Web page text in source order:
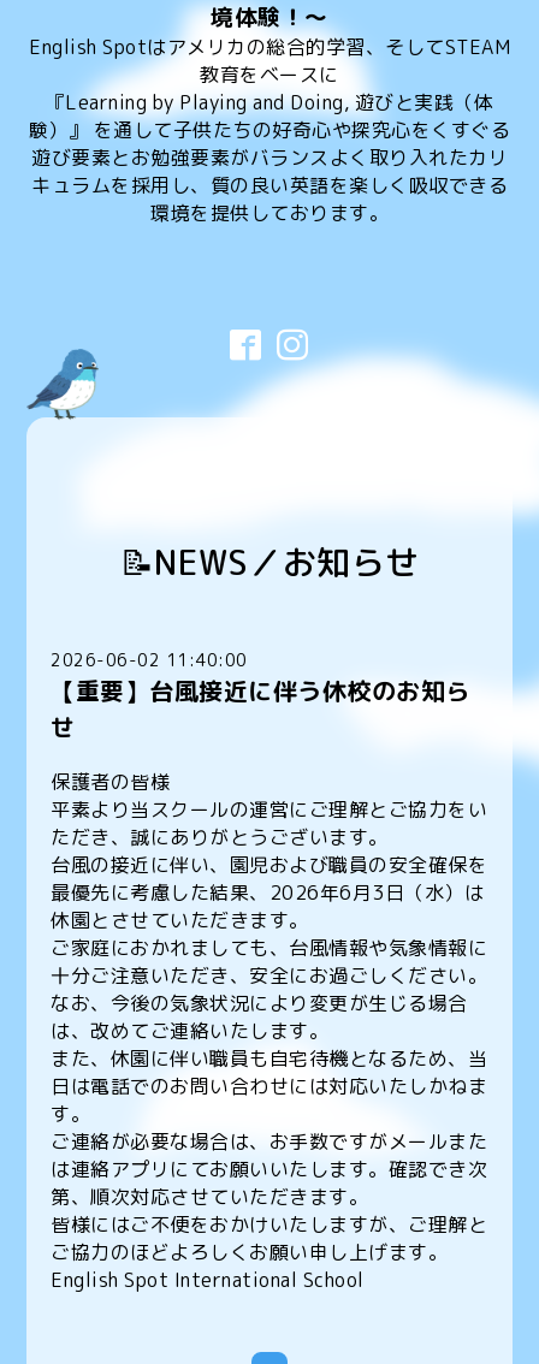
境体験！～
English Spotはアメリカの総合的学習、そしてSTEAM
教育をベースに
『Learning by Playing and Doing, 遊びと実践（体
験）』 を通して子供たちの好奇心や探究心をくすぐる
遊び要素とお勉強要素がバランスよく取り入れたカリ
キュラムを採用し、質の良い英語を楽しく吸収できる
環境を提供しております。
📝NEWS／お知らせ
2026-06-02 11:40:00
【重要】台風接近に伴う休校のお知ら
せ
保護者の皆様
平素より当スクールの運営にご理解とご協力をい
ただき、誠にありがとうございます。
台風の接近に伴い、園児および職員の安全確保を
最優先に考慮した結果、2026年6月3日（水）は
休園とさせていただきます。
ご家庭におかれましても、台風情報や気象情報に
十分ご注意いただき、安全にお過ごしください。
なお、今後の気象状況により変更が生じる場合
は、改めてご連絡いたします。
また、休園に伴い職員も自宅待機となるため、当
日は電話でのお問い合わせには対応いたしかねま
す。
ご連絡が必要な場合は、お手数ですがメールまた
は連絡アプリにてお願いいたします。確認でき次
第、順次対応させていただきます。
皆様にはご不便をおかけいたしますが、ご理解と
ご協力のほどよろしくお願い申し上げます。
English Spot International School